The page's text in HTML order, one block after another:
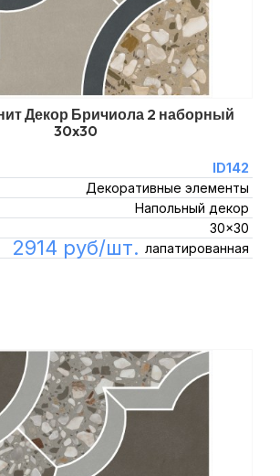
Декор Бричиола 2 наборный
30x30
ID142
Декоративные элементы
Напольный декор
30x30
лапатированная
2914 руб/шт.